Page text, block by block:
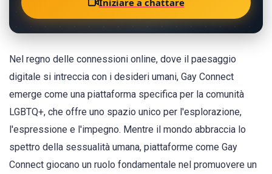
Iniziare a chattare
Nel regno delle connessioni online, dove il paesaggio
digitale si intreccia con i desideri umani, Gay Connect
emerge come una piattaforma specifica per la comunità
LGBTQ+, che offre uno spazio unico per l'esplorazione,
l'espressione e l'impegno. Mentre il mondo abbraccia lo
spettro della sessualità umana, piattaforme come Gay
Connect giocano un ruolo fondamentale nel promuovere un